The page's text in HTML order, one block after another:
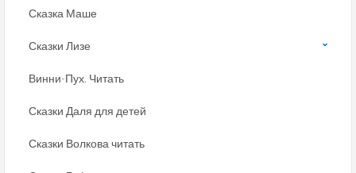
Сказка Маше
Сказки Лизе
Винни-Пух. Читать
Сказки Даля для детей
Сказки Волкова читать